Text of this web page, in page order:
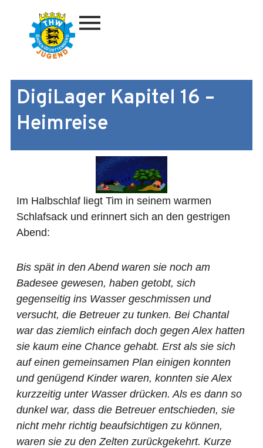
springen
DigiLager Kapitel 16 –
Heimreise
Im Halbschlaf liegt Tim in seinem warmen
Schlafsack und erinnert sich an den gestrigen
Abend:
Bis spät in den Abend waren sie noch am
Badesee gewesen, haben getobt, sich
gegenseitig ins Wasser geschmissen und
versucht, die Betreuer zu tunken. Bei Chantal
war das ziemlich einfach doch gegen Alex hatten
sie kaum eine Chance gehabt. Erst als sie sich
auf einen gemeinsamen Plan einigen konnten
und genügend Kinder waren, konnten sie Alex
kurzzeitig unter Wasser drücken. Als es dann so
dunkel war, dass die Betreuer entschieden, sie
nicht mehr richtig beaufsichtigen zu können,
waren sie zu den Zelten zurückgekehrt. Kurze